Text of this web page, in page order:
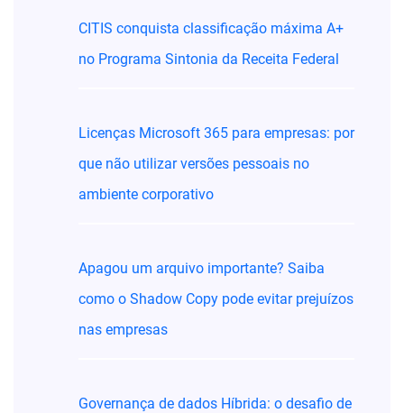
CITIS conquista classificação máxima A+
no Programa Sintonia da Receita Federal
Licenças Microsoft 365 para empresas: por
que não utilizar versões pessoais no
ambiente corporativo
Apagou um arquivo importante? Saiba
como o Shadow Copy pode evitar prejuízos
nas empresas
Governança de dados Híbrida: o desafio de